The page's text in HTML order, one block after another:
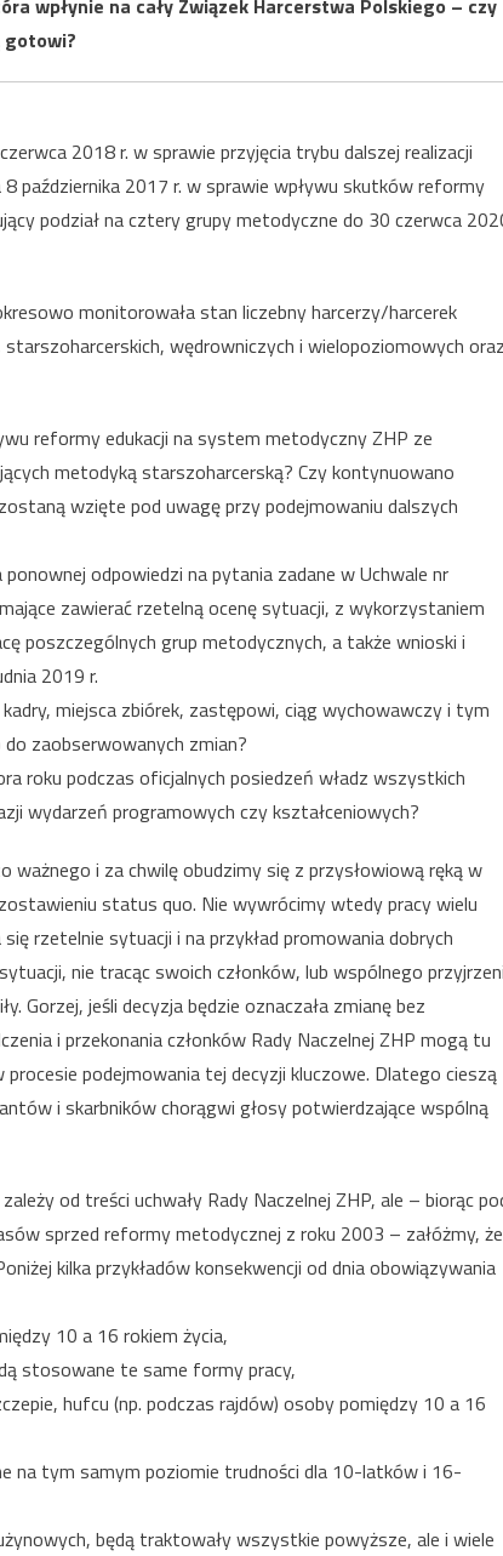
gotowi?
2018 r. w sprawie przyjęcia trybu dalszej realizacji
października 2017 r. w sprawie wpływu skutków reformy
podział na cztery grupy metodyczne do 30 czerwca
monitorowała stan liczebny harcerzy/harcerek
wędrowniczych i wielopoziomowych
reformy edukacji na system metodyczny ZHP ze
metodyką starszoharcerską? Czy kontynuowano
wzięte pod uwagę przy podejmowaniu dalszych
odpowiedzi na pytania zadane w Uchwale nr
zawierać rzetelną ocenę sytuacji, z wykorzystaniem
poszczególnych grup metodycznych, a także wnioski i
2019 r.
miejsca zbiórek, zastępowi, ciąg wychowawczy i tym
zaobserwowanych zmian?
roku podczas oficjalnych posiedzeń władz wszystkich
wydarzeń programowych czy kształceniowych?
ważnego i za chwilę obudzimy się z przysłowiową ręką w
status quo. Nie wywrócimy wtedy pracy wielu
rzetelnie sytuacji i na przykład promowania dobrych
nie tracąc swoich członków, lub wspólnego
Gorzej, jeśli decyzja będzie oznaczała zmianę bez
i przekonania członków Rady Naczelnej ZHP mogą tu
podejmowania tej decyzji kluczowe. Dlatego cieszą
i skarbników chorągwi głosy potwierdzające wspólną
od treści uchwały Rady Naczelnej ZHP, ale – biorąc
sprzed reformy metodycznej z roku 2003 – załóżmy, że
kilka przykładów konsekwencji od dnia obowiązywania
10 a 16 rokiem życia,
stosowane te same formy pracy,
hufcu (np. podczas rajdów) osoby pomiędzy 10 a 16
na tym samym poziomie trudności dla 10-latków i 16-
będą traktowały wszystkie powyższe, ale i wiele